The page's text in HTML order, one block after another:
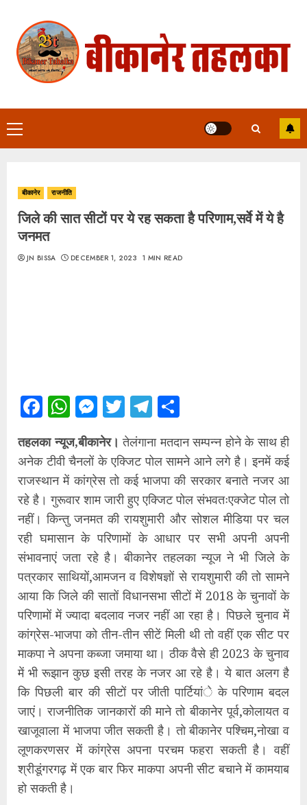
content
Primary
Menu
बीकानेर राजनीति
जिले की सात सीटों पर ये रह सकता है परिणाम,सर्वे में ये है
जनमत
JN BISSA DECEMBER 1, 2023 1 MIN READ
Facebook
WhatsApp
Messenger
TwitterTelegram
तहलका न्यूज,बीकानेर। तेलंगाना मतदान सम्पन्न होने के साथ ही
अनेक टीवी चैनलों के एक्जिट पोल सामने आने लगे है। इनमें कई
राजस्थान में कांग्रेस तो कई भाजपा की सरकार बनाते नजर आ
रहे है। गुरूवार शाम जारी हुए एक्जिट पोल संभवतःएक्जेट पोल तो
नहीं। किन्तु जनमत की रायशुमारी और सोशल मीडिया पर चल
रही घमासान के परिणामों के आधार पर सभी अपनी अपनी
संभावनाएं जता रहे है। बीकानेर तहलका न्यूज ने भी जिले के
पत्रकार साथियों,आमजन व विशेषज्ञों से रायशुमारी की तो सामने
आया कि जिले की सातों विधानसभा सीटों में 2018 के चुनावों के
परिणामों में ज्यादा बदलाव नजर नहीं आ रहा है। पिछले चुनाव में
कांग्रेस-भाजपा को तीन-तीन सीटें मिली थी तो वहीं एक सीट पर
माकपा ने अपना कब्जा जमाया था। ठीक वैसे ही 2023 के चुनाव
में भी रूझान कुछ इसी तरह के नजर आ रहे है। ये बात अलग है
कि पिछली बार की सीटों पर जीती पार्टियांे के परिणाम बदल
जाएं। राजनीतिक जानकारों की माने तो बीकानेर पूर्व,कोलायत व
खाजूवाला में भाजपा जीत सकती है। तो बीकानेर पश्चिम,नोखा व
लूणकरणसर में कांग्रेस अपना परचम फहरा सकती है। वहीं
श्रीडूंगरगढ़ में एक बार फिर माकपा अपनी सीट बचाने में कामयाब
हो सकती है।